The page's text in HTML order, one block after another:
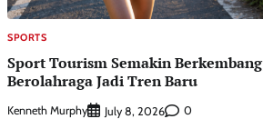
SPORTS
Sport Tourism Semakin
Berolahraga Jadi Tren Baru
Kenneth Murphy July 8, 2026 0